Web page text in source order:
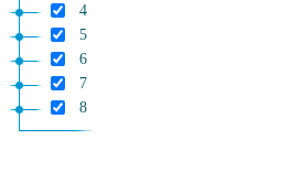
4
5
6
7
8